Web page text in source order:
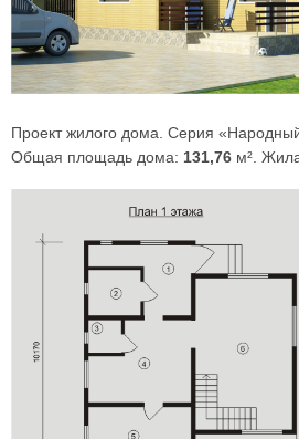
Проект жилого дома. Серия
Общая площадь дома: 131,76 м².